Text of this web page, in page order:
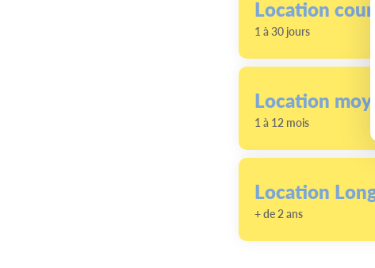
Location
1 à 30 jours
Location
1 à 12 mois
Location
+ de 2 ans